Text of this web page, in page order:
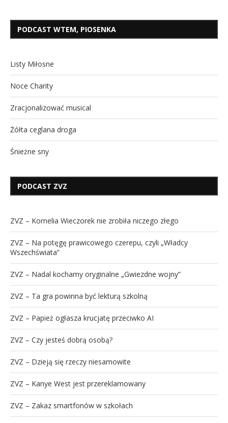
PODCAST WTEM, PIOSENKA
Listy Miłosne
Noce Charity
Zracjonalizować musical
Żółta ceglana droga
Śnieżne sny
PODCAST ZVZ
ZVZ – Kornelia Wieczorek nie zrobiła niczego złego
ZVZ – Na potęgę prawicowego czerepu, czyli „Władcy
Wszechświata”
ZVZ – Nadal kochamy oryginalne „Gwiezdne wojny”
ZVZ – Ta gra powinna być lekturą szkolną
ZVZ – Papież ogłasza krucjatę przeciwko AI
ZVZ – Czy jesteś dobrą osobą?
ZVZ – Dzieją się rzeczy niesamowite
ZVZ – Kanye West jest przereklamowany
ZVZ – Zakaz smartfonów w szkołach